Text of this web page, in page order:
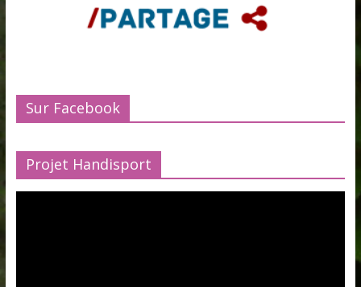
Sur Facebook
Projet Handisport